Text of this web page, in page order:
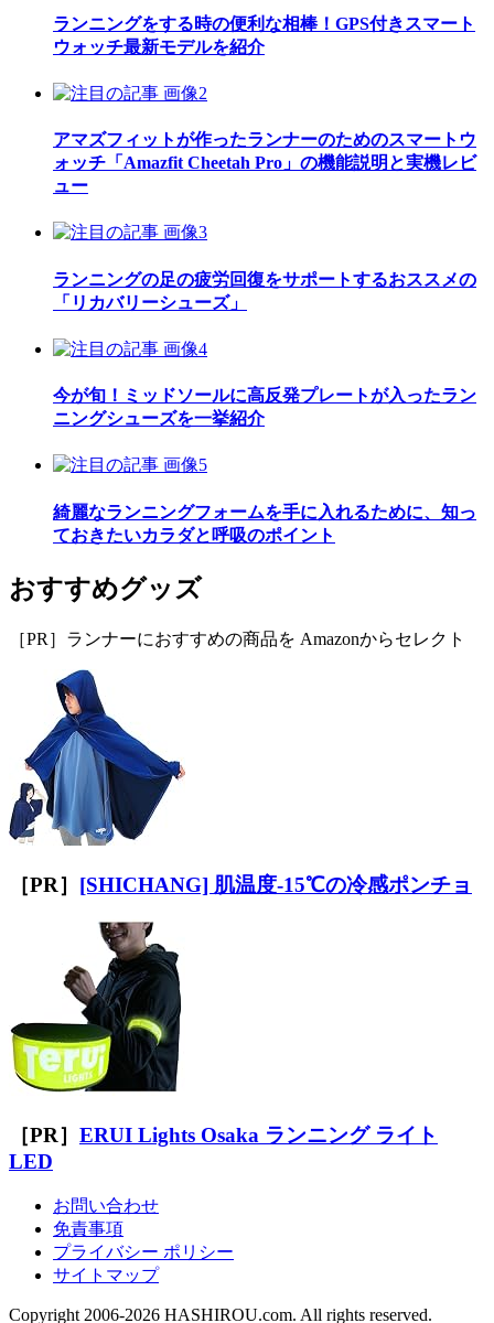
ランニングをする時の便利な相棒！GPS付きスマート
ウォッチ最新モデルを紹介
アマズフィットが作ったランナーのためのスマートウ
ォッチ「Amazfit Cheetah Pro」の機能説明と実機レビ
ュー
ランニングの足の疲労回復をサポートするおススメの
「リカバリーシューズ」
今が旬！ミッドソールに高反発プレートが入ったラン
ニングシューズを一挙紹介
綺麗なランニングフォームを手に入れるために、知っ
ておきたいカラダと呼吸のポイント
おすすめグッズ
［PR］ランナーにおすすめの商品を Amazonからセレクト
［PR］ [SHICHANG] 肌温度-15℃の冷感ポンチョ
［PR］ ERUI Lights Osaka ランニング ライト
LED
お問い合わせ
免責事項
プライバシー ポリシー
サイトマップ
Copyright 2006-2026 HASHIROU.com. All rights reserved.